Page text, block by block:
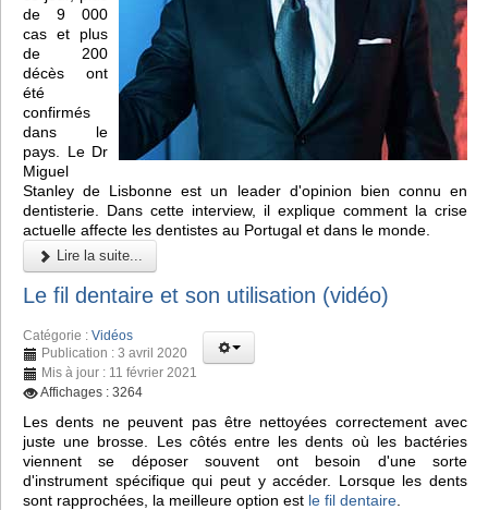
de 9 000
cas et plus
de 200
décès ont
été
confirmés
dans le
pays. Le Dr
Miguel
Stanley de Lisbonne est un leader d'opinion bien connu en
dentisterie. Dans cette interview, il explique comment la crise
actuelle affecte les dentistes au Portugal et dans le monde.
Lire la suite...
Le fil dentaire et son utilisation (vidéo)
Catégorie : Vidéos
Publication : 3 avril 2020
Mis à jour : 11 février 2021
Affichages : 3264
Les dents ne peuvent pas être nettoyées correctement avec
juste une brosse. Les côtés entre les dents où les bactéries
viennent se déposer souvent ont besoin d'une sorte
d'instrument spécifique qui peut y accéder. Lorsque les dents
sont rapprochées, la meilleure option est le fil dentaire